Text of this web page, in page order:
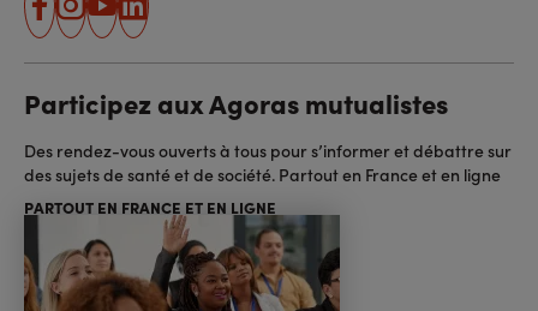
facebook
instagram
youtube
linkedin
Participez aux Agoras mutualistes
Des rendez-vous ouverts à tous pour s’informer et débattre sur
des sujets de santé et de société. Partout en France et en ligne
PARTOUT EN FRANCE ET EN LIGNE